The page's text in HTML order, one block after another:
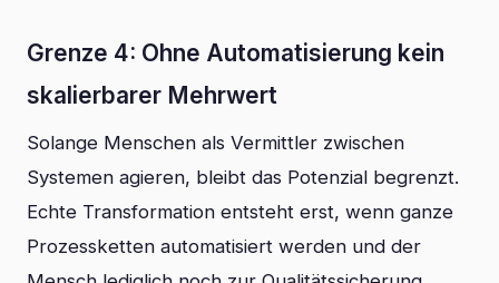
Grenze 4: Ohne Automatisierung kein
skalierbarer Mehrwert
Solange Menschen als Vermittler zwischen
Systemen agieren, bleibt das Potenzial begrenzt.
Echte Transformation entsteht erst, wenn ganze
Prozessketten automatisiert werden und der